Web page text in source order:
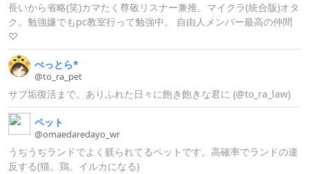
長いから省略(笑)カマたく尊敬リスナー兼推。マイクラ(統合版)オタ
ク。勉強嫌でもpc教室行って勉強中。 自由人メンバー最高の仲間
♡
ぺっとら*
@to_ ra_ pet
サブ垢復活まで。ありふれた日々に飽き飽きな君に (@to_ra_law)
ペット
@omaedaredayo_ wr
うぢうぢランドでよく躾られてるペットです。高確率でランドの違
反する(猫。鶏。イルカになる)